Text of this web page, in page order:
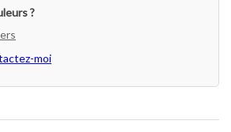
?
moi